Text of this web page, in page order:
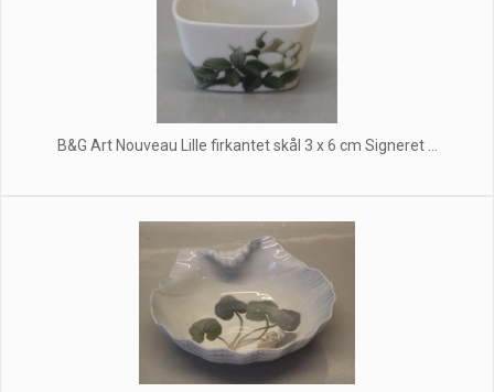
B&G Art Nouveau Lille firkantet skål 3 x 6 cm Signeret ...